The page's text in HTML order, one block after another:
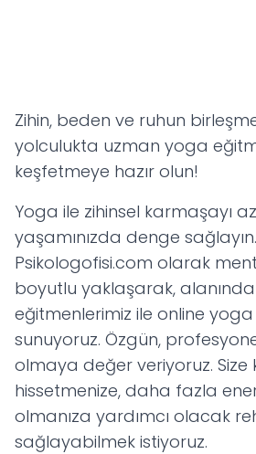
Zihin, beden ve ruhun
yolculukta uzman yoga
keşfetmeye hazır olun!
Yoga ile zihinsel karmaşayı
yaşamınızda denge sağlayın.
Psikologofisi.com olarak
boyutlu yaklaşarak,
eğitmenlerimiz ile online
sunuyoruz. Özgün,
olmaya değer veriyoruz. Size
hissetmenize, daha fazla
olmanıza yardımcı olacak
sağlayabilmek istiyoruz.